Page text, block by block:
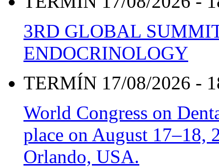
3RD GLOBAL
ENDOCRINOLOGY
TERMÍN 17/08/2026 -
World Congress on
place on August 17–18,
Orlando, USA.